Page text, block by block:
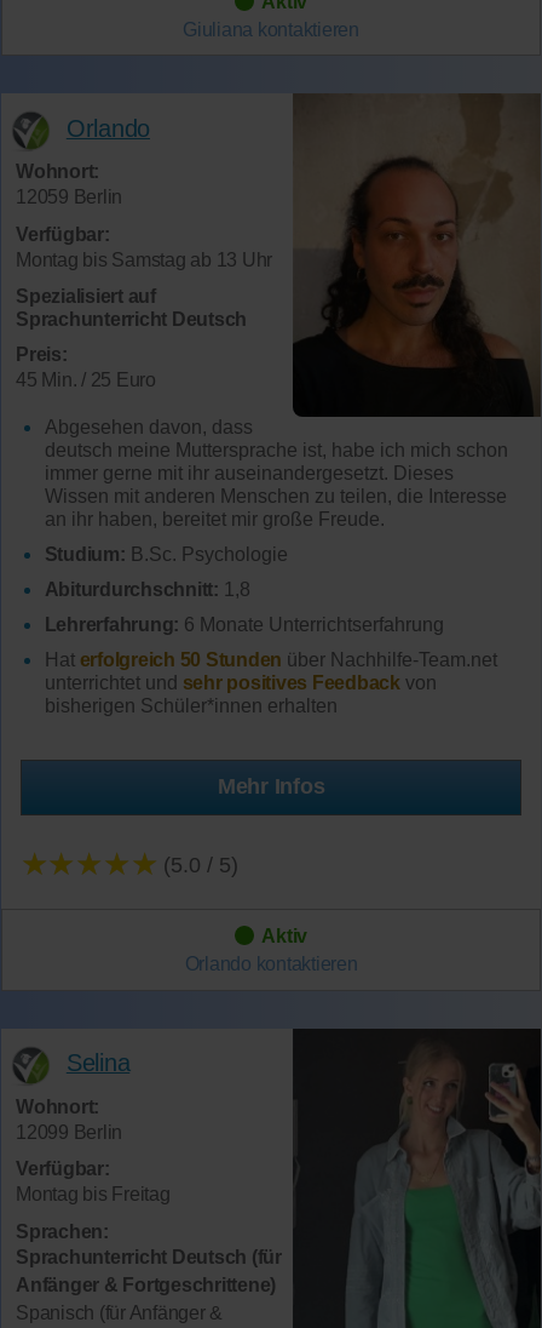
Giuliana kontaktieren
Orlando
Wohnort:
12059 Berlin
Verfügbar:
Montag bis Samstag ab 13 Uhr
Spezialisiert auf
Sprachunterricht Deutsch
Preis:
45 Min. / 25 Euro
Abgesehen davon, dass
deutsch meine Muttersprache ist, habe ich mich schon
immer gerne mit ihr auseinandergesetzt. Dieses
Wissen mit anderen Menschen zu teilen, die Interesse
an ihr haben, bereitet mir große Freude.
Studium: B.Sc. Psychologie
Abiturdurchschnitt: 1,8
Lehrerfahrung: 6 Monate Unterrichtserfahrung
Hat erfolgreich 50 Stunden über Nachhilfe-Team.net
unterrichtet und sehr positives Feedback von
bisherigen Schüler*innen erhalten
Mehr Infos
★★★★★ (5.0 / 5)
Aktiv
Orlando kontaktieren
Selina
Wohnort:
12099 Berlin
Verfügbar:
Montag bis Freitag
Sprachen:
Sprachunterricht Deutsch (für
Anfänger & Fortgeschrittene)
Spanisch (für Anfänger &